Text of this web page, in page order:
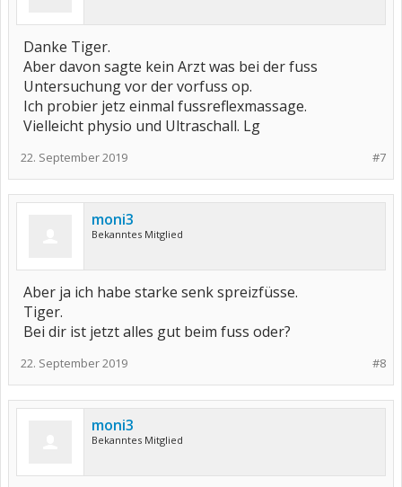
Danke Tiger.
Aber davon sagte kein Arzt was bei der fuss
Untersuchung vor der vorfuss op.
Ich probier jetz einmal fussreflexmassage.
Vielleicht physio und Ultraschall. Lg
#7
22. September 2019
moni3
Bekanntes Mitglied
Aber ja ich habe starke senk spreizfüsse.
Tiger.
Bei dir ist jetzt alles gut beim fuss oder?
#8
22. September 2019
moni3
Bekanntes Mitglied